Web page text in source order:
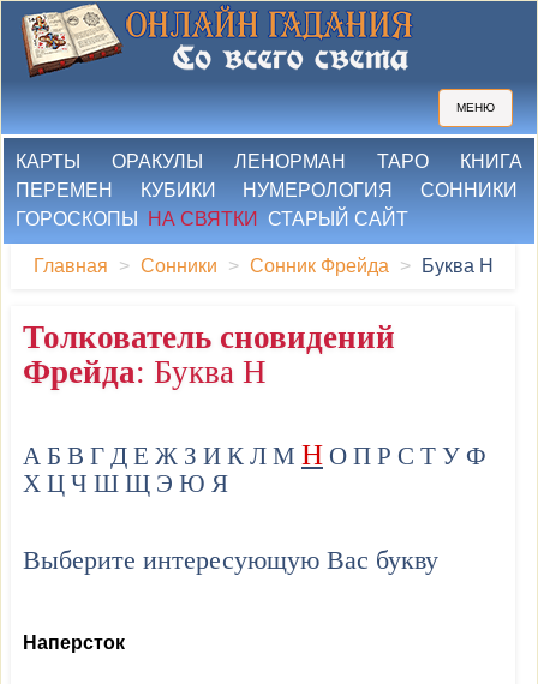
МЕНЮ
КАРТЫ ОРАКУЛЫ ЛЕНОРМАН ТАРО
КНИГА
ПЕРЕМЕН
КУБИКИ НУМЕРОЛОГИЯ
СОННИКИ
ГОРОСКОПЫ
НА СВЯТКИ СТАРЫЙ САЙТ
Главная Сонники Сонник Фрейда Буква Н
Толкователь сновидений
Фрейда: Буква Н
А Б В Г Д Е Ж З И К Л М Н О П Р С Т У Ф
Х Ц Ч Ш Щ Э Ю Я
Выберите интересующую Вас букву
Наперсток